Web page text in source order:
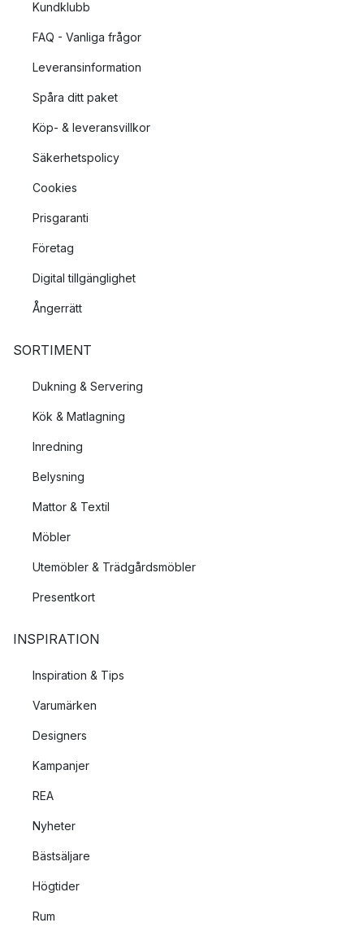
Kundklubb
FAQ - Vanliga frågor
Leveransinformation
Spåra ditt paket
Köp- & leveransvillkor
Säkerhetspolicy
Cookies
Prisgaranti
Företag
Digital tillgänglighet
Ångerrätt
SORTIMENT
Dukning & Servering
Kök & Matlagning
Inredning
Belysning
Mattor & Textil
Möbler
Utemöbler & Trädgårdsmöbler
Presentkort
INSPIRATION
Inspiration & Tips
Varumärken
Designers
Kampanjer
REA
Nyheter
Bästsäljare
Högtider
Rum